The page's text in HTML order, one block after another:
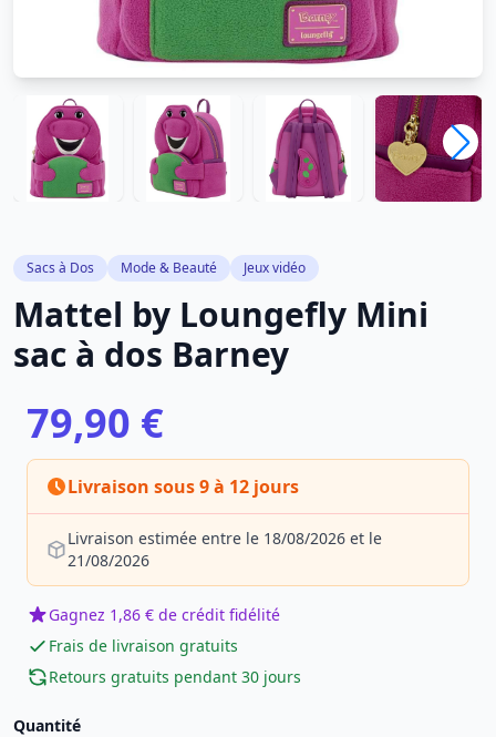
Sacs à Dos Mode & Beauté Jeux vidéo
Mattel by Loungefly Mini
sac à dos Barney
79,90 €
Livraison sous 9 à 12 jours
Livraison estimée entre le 18/08/2026 et le
21/08/2026
Gagnez 1,86 € de crédit fidélité
Frais de livraison gratuits
Retours gratuits pendant 30 jours
Quantité